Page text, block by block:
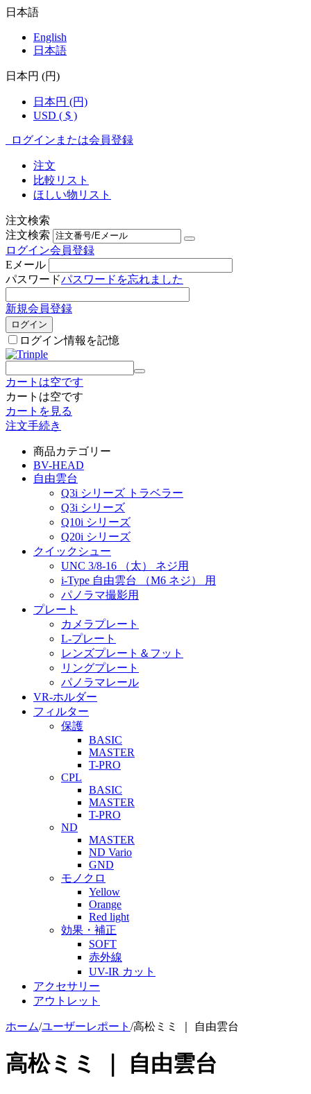
日本語
English
日本語
日本円 (円)
日本円 (円)
USD ( $ )
ログインまたは会員登録
注文
比較リスト
ほしい物リスト
注文検索
注文検索
ログイン会員登録
Eメール
パスワードパスワードを忘れました
新規会員登録
ログイン
ログイン情報を記憶
カートは空です
カートは空です
カートを見る
注文手続き
商品カテゴリー
BV-HEAD
自由雲台
Q3i シリーズ トラベラー
Q3i シリーズ
Q10i シリーズ
Q20i シリーズ
クイックシュー
UNC 3/8-16 （太） ネジ用
i-Type 自由雲台 （M6 ネジ） 用
パノラマ撮影用
プレート
カメラプレート
L-プレート
レンズプレート＆フット
リングプレート
パノラマレール
VR-ホルダー
フィルター
保護
BASIC
MASTER
T-PRO
CPL
BASIC
MASTER
T-PRO
ND
MASTER
ND Vario
GND
モノクロ
Yellow
Orange
Red light
効果・補正
SOFT
赤外線
UV-IR カット
アクセサリー
アウトレット
ホーム/ユーザーレポート /高松ミミ ｜ 自由雲台
高松ミミ ｜ 自由雲台